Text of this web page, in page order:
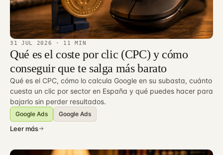
31 JUL 2026 · 11 MIN
Qué es el coste por clic (CPC) y cómo
conseguir que te salga más barato
Qué es el CPC, cómo lo calcula Google en su subasta, cuánto
cuesta un clic por sector en España y qué puedes hacer para
bajarlo sin perder resultados.
Google Ads Google Ads
Leer más